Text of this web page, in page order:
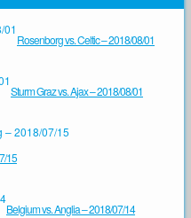
Rosenborg vs. Celtic – 2018/08/01
Sturm Graz vs. Ajax – 2018/08/01
15
Belgium vs. Anglia – 2018/07/14